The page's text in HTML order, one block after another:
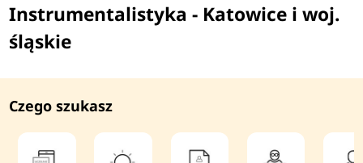
Instrumentalistyka - Katowice i woj.
śląskie
Czego szukasz